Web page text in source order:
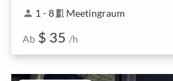
person 1 - 8meeting_room Meetingraum
Ab $ 35 /h